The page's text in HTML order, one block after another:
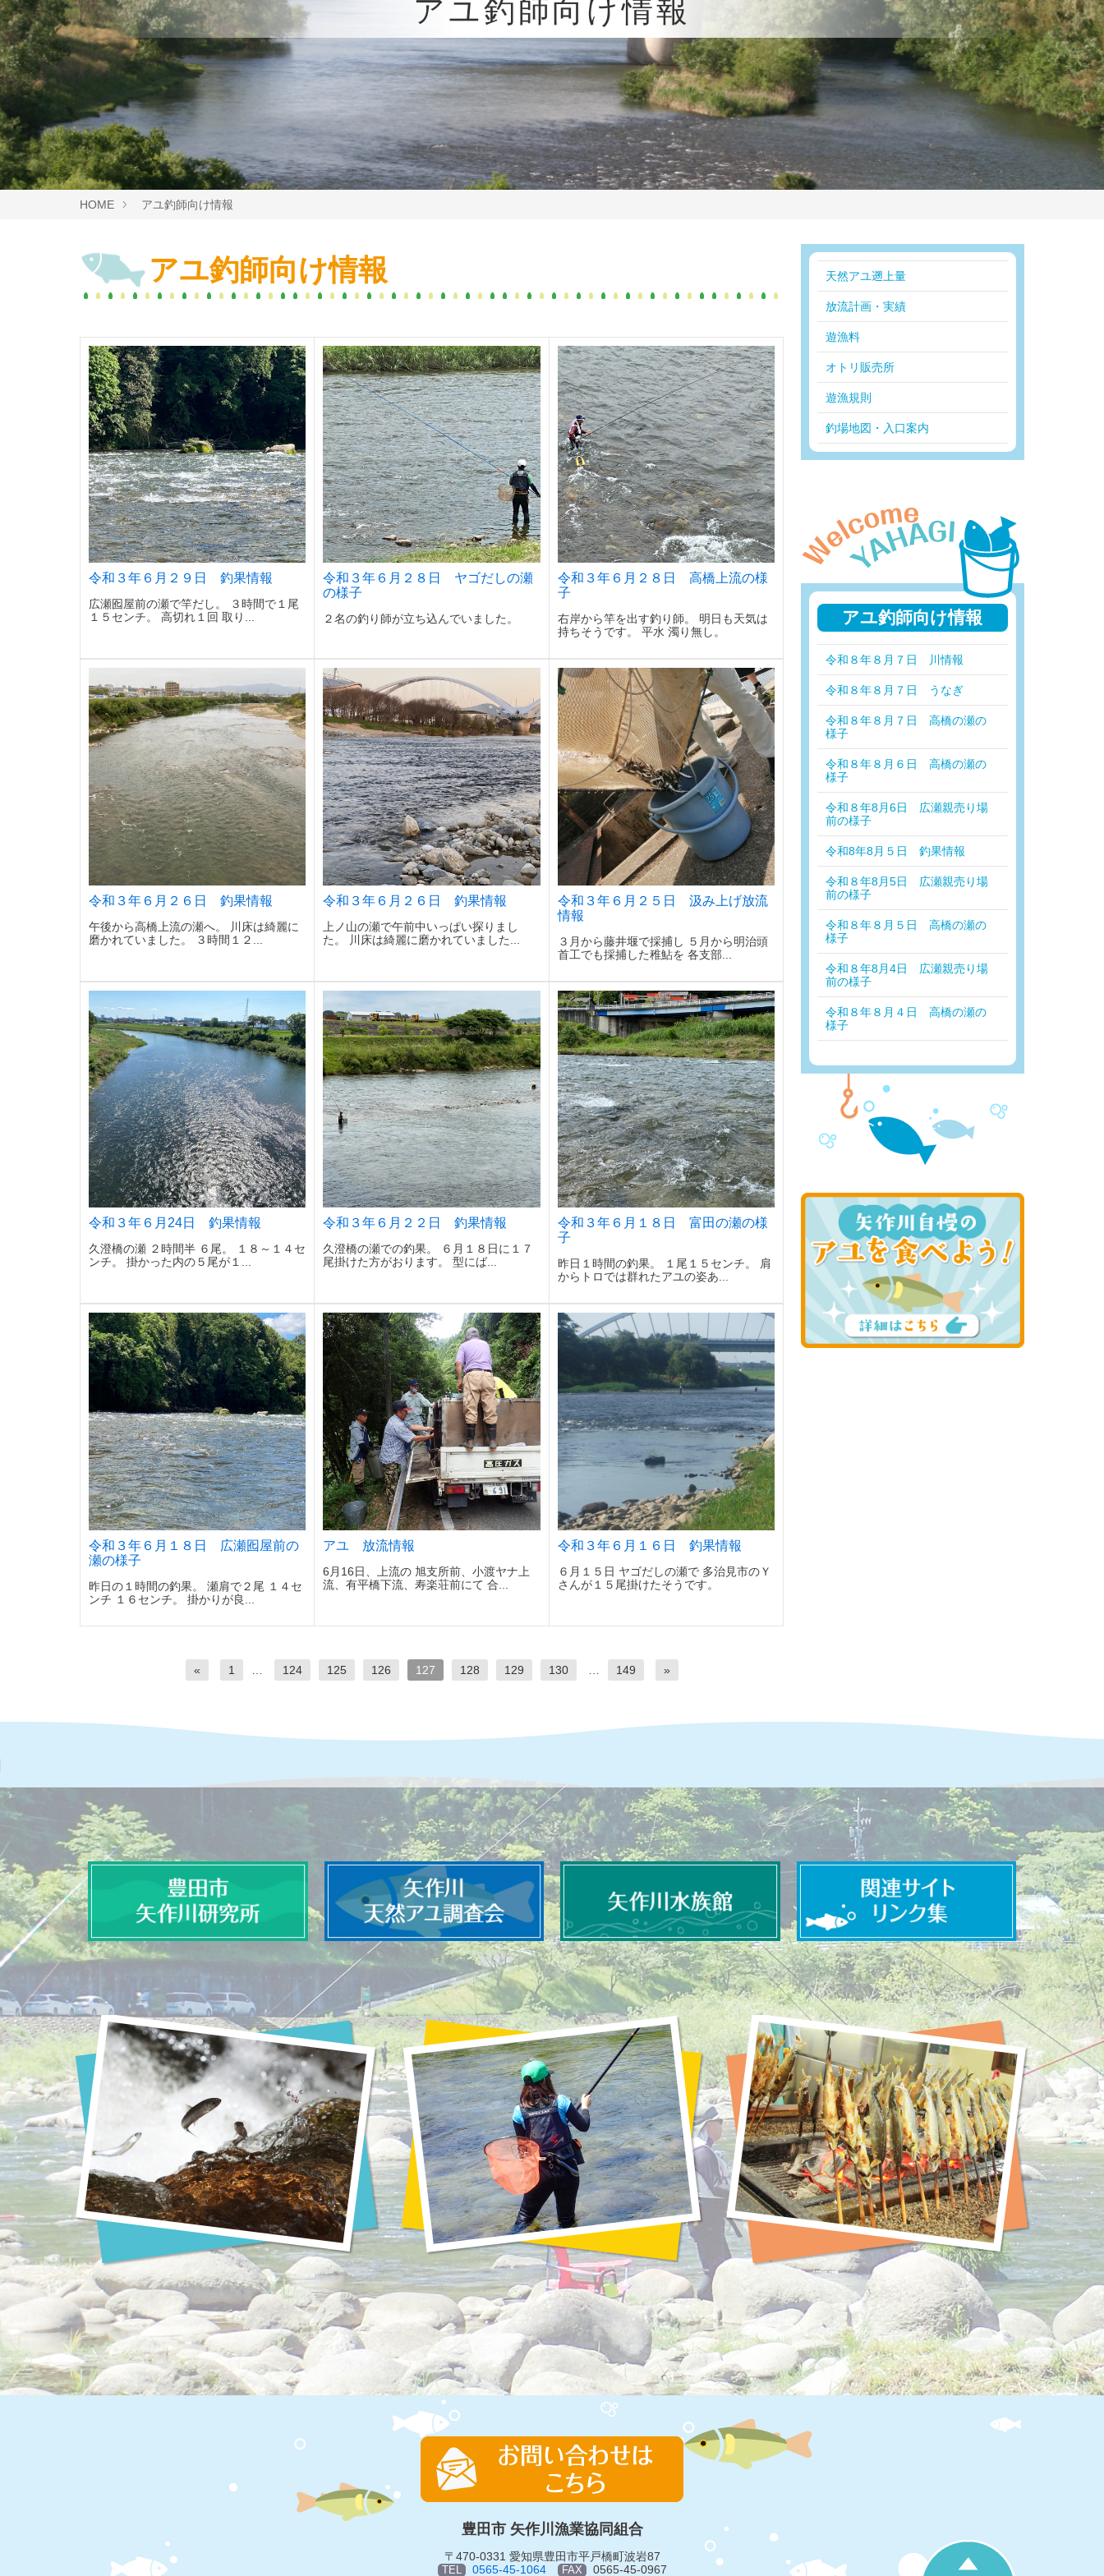
アユ釣師向け情報
HOME アユ釣師向け情報
アユ釣師向け情報
令和３年６月２９日 釣果情報
広瀬囮屋前の瀬で竿だし。 ３時間で１尾
１５センチ。 高切れ１回 取り...
令和３年６月２８日 ヤゴだしの瀬
の様子
２名の釣り師が立ち込んでいました。
令和３年６月２８日 高橋上流の様
子
右岸から竿を出す釣り師。 明日も天気は
持ちそうです。 平水 濁り無し。
令和３年６月２６日 釣果情報
午後から高橋上流の瀬へ。 川床は綺麗に
磨かれていました。 ３時間１２...
令和３年６月２６日 釣果情報
上ノ山の瀬で午前中いっぱい探りまし
た。 川床は綺麗に磨かれていました...
令和３年６月２５日 汲み上げ放流
情報
３月から藤井堰で採捕し ５月から明治頭
首工でも採捕した稚鮎を 各支部...
令和３年６月24日 釣果情報
久澄橋の瀬 ２時間半 ６尾。 １８～１４セ
ンチ。 掛かった内の５尾が１...
令和３年６月２２日 釣果情報
久澄橋の瀬での釣果。 ６月１８日に１７
尾掛けた方がおります。 型にば...
令和３年６月１８日 富田の瀬の様
子
昨日１時間の釣果。 １尾１５センチ。 肩
からトロでは群れたアユの姿あ...
令和３年６月１８日 広瀬囮屋前の
瀬の様子
昨日の１時間の釣果。 瀬肩で２尾 １４セ
ンチ １６センチ。 掛かりが良...
アユ 放流情報
6月16日、上流の 旭支所前、小渡ヤナ上
流、有平橋下流、寿楽荘前にて 合...
令和３年６月１６日 釣果情報
６月１５日 ヤゴだしの瀬で 多治見市のＹ
さんが１５尾掛けたそうです。
« 1 124 125 126 127 128 129 130 149 »
天然アユ遡上量
放流計画・実績
遊漁料
オトリ販売所
遊漁規則
釣場地図・入口案内
アユ釣師向け情報
令和８年８月７日 川情報
令和８年８月７日 うなぎ
令和８年８月７日 高橋の瀬の
様子
令和８年８月６日 高橋の瀬の
様子
令和８年8月6日 広瀬親売り場
前の様子
令和8年8月５日 釣果情報
令和８年8月5日 広瀬親売り場
前の様子
令和８年８月５日 高橋の瀬の
様子
令和８年8月4日 広瀬親売り場
前の様子
令和８年８月４日 高橋の瀬の
様子
豊田市 矢作川漁業協同組合
〒470-0331 愛知県豊田市平戸橋町波岩87
TEL 0565-45-1064 FAX 0565-45-0967